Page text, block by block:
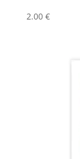
2.00 €